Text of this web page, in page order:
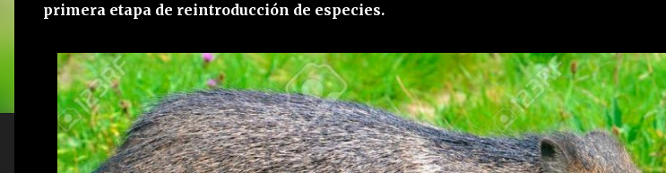
primera etapa de reintroducción de especies.